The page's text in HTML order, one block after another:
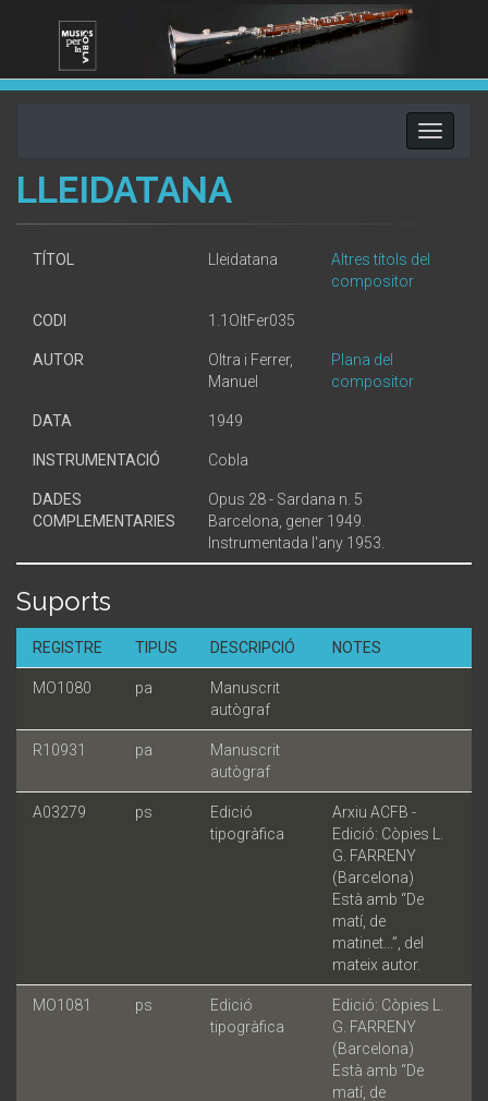
Toggle
LLEIDATANA
TÍTOL Lleidatana
Altres títols del
compositor
CODI 1.1OltFer035
AUTOR
Oltra i Ferrer,
Manuel
Plana del
compositor
DATA 1949
INSTRUMENTACIÓ Cobla
DADES
COMPLEMENTARIES
Opus 28 - Sardana n. 5
Barcelona, gener 1949.
Instrumentada l'any 1953.
Suports
REGISTRE TIPUS DESCRIPCIÓ NOTES
MO1080 pa
Manuscrit
autògraf
R10931 pa
Manuscrit
autògraf
A03279 ps
Edició
tipogràfica
Arxiu ACFB -
Edició: Còpies L.
G. FARRENY
(Barcelona)
Està amb “De
matí, de
matinet...”, del
mateix autor.
MO1081 ps
Edició
tipogràfica
Edició: Còpies L.
G. FARRENY
(Barcelona)
Està amb “De
matí, de